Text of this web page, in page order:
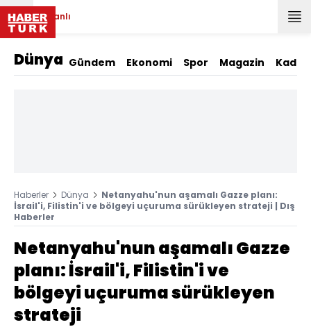
Canlı
Dünya Gündem Ekonomi Spor Magazin Kadın
Haberler Dünya
Netanyahu'nun aşamalı Gazze planı:
İsrail'i, Filistin'i ve bölgeyi uçuruma sürükleyen strateji | Dış
Haberler
Netanyahu'nun aşamalı Gazze
planı: İsrail'i, Filistin'i ve
bölgeyi uçuruma sürükleyen
strateji